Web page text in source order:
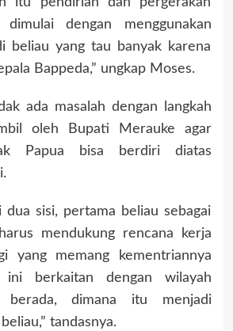
dengan menggunakan
beliau yang tau banyak karena
Bappeda,” ungkap Moses.
ada masalah dengan langkah
oleh Bupati Merauke agar
Papua bisa berdiri diatas
dua sisi, pertama beliau sebagai
mendukung rencana kerja
yang memang kementriannya
ini berkaitan dengan wilayah
berada, dimana itu menjadi
tandasnya.